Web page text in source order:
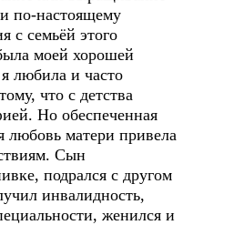
по-настоящему
с семьёй этого
моей хорошей
любила и часто
что с детства
Но обеспеченная
любовь матери привела
Сын
подрался с другом
инвалидность,
женился и